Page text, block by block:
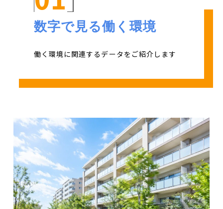
数字で見る働く環境
働く環境に関連するデータをご紹介します